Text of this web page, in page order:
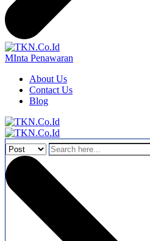
MInta Penawaran
About Us
Contact Us
Blog